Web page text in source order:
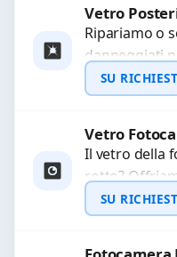
Vetro
Ripariamo o
danneggiati
dispositivo e
originale.
SU
Vetro
Il vetro della
rotto?
ricambi di
mesi....
SU